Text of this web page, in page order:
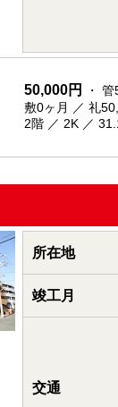
50,000円
・
敷0ヶ月 ／ 礼
2階 ／ 2K ／
所在地
竣工月
交通